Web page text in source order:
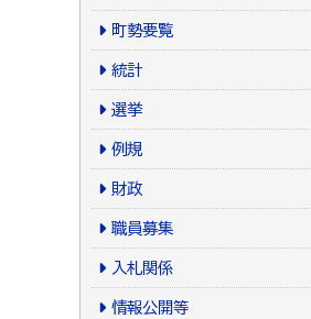
町勢要覧
統計
選挙
例規
財政
職員募集
入札関係
情報公開等